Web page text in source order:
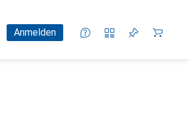
Anmelden